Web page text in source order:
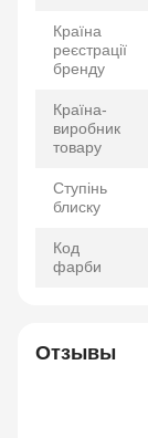
Країна
реєстрації
бренду
Країна-
виробник
товару
Ступінь
блиску
Код
фарби
Отзывы